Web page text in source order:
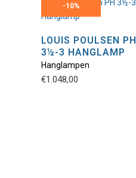
Dit
-10%
LOUIS POULSEN PH
3½-3 HANGLAMP
Hanglampen
€1.048,00